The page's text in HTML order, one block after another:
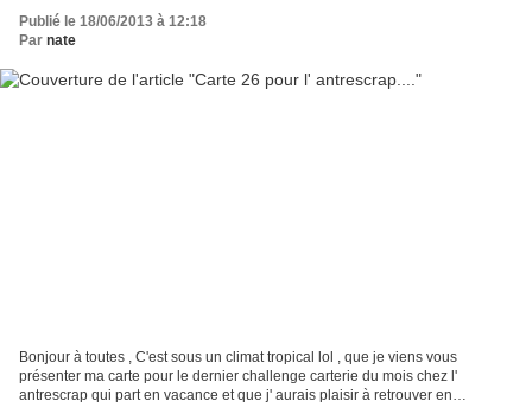
Publié le 18/06/2013 à 12:18
Par nate
Bonjour à toutes , C'est sous un climat tropical lol , que je viens vous
présenter ma carte pour le dernier challenge carterie du mois chez l'
antrescrap qui part en vacance et que j' aurais plaisir à retrouver en